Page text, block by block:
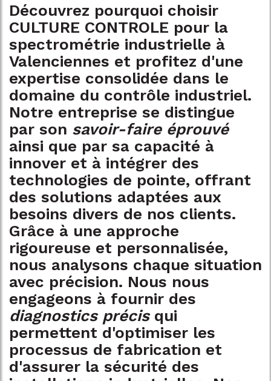
Découvrez pourquoi choisir
CULTURE CONTROLE pour la
spectrométrie industrielle à
Valenciennes et profitez d'une
expertise consolidée dans le
domaine du contrôle industriel.
Notre entreprise se distingue
par son savoir-faire éprouvé
ainsi que par sa capacité à
innover et à intégrer des
technologies de pointe, offrant
des solutions adaptées aux
besoins divers de nos clients.
Grâce à une approche
rigoureuse et personnalisée,
nous analysons chaque situation
avec précision. Nous nous
engageons à fournir des
diagnostics précisqui
permettent d'optimiser les
processus de fabrication et
d'assurer la sécurité des